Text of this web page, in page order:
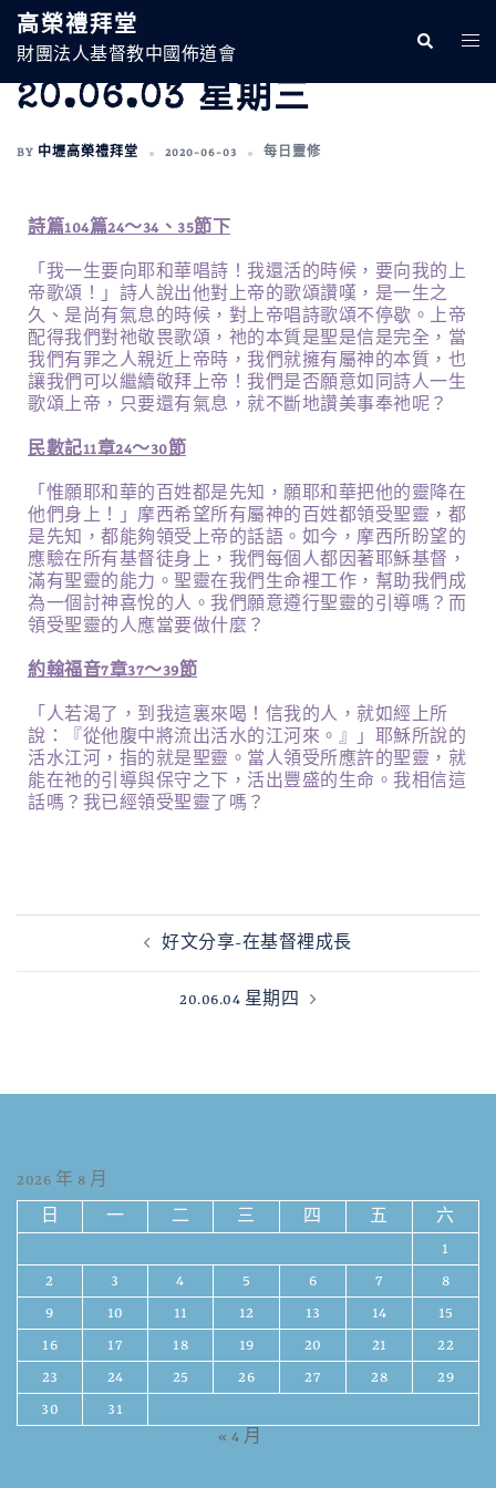
高榮禮拜堂
財團法人基督教中國佈道會
20.06.03 星期三
BY 中壢高榮禮拜堂 2020-06-03 每日靈修
詩篇104篇24～34、35節下
「我一生要向耶和華唱詩！我還活的時候，要向我的上
帝歌頌！」詩人說出他對上帝的歌頌讚嘆，是一生之
久、是尚有氣息的時候，對上帝唱詩歌頌不停歇。上帝
配得我們對祂敬畏歌頌，祂的本質是聖是信是完全，當
我們有罪之人親近上帝時，我們就擁有屬神的本質，也
讓我們可以繼續敬拜上帝！我們是否願意如同詩人一生
歌頌上帝，只要還有氣息，就不斷地讚美事奉祂呢？
民數記11章24～30節
「惟願耶和華的百姓都是先知，願耶和華把他的靈降在
他們身上！」摩西希望所有屬神的百姓都領受聖靈，都
是先知，都能夠領受上帝的話語。如今，摩西所盼望的
應驗在所有基督徒身上，我們每個人都因著耶穌基督，
滿有聖靈的能力。聖靈在我們生命裡工作，幫助我們成
為一個討神喜悅的人。我們願意遵行聖靈的引導嗎？而
領受聖靈的人應當要做什麼？
約翰福音7章37～39節
「人若渴了，到我這裏來喝！信我的人，就如經上所
說：『從他腹中將流出活水的江河來。』」耶穌所說的
活水江河，指的就是聖靈。當人領受所應許的聖靈，就
能在祂的引導與保守之下，活出豐盛的生命。我相信這
話嗎？我已經領受聖靈了嗎？
好文分享-在基督裡成長
20.06.04 星期四
2026 年 8 月
日 一 二 三 四 五
六
1
2
3 4 5 6 7
8
9
10 11 12 13 14
15
16
17 18 19 20 21
22
23
24 25 26 27 28
29
30
31
« 4 月